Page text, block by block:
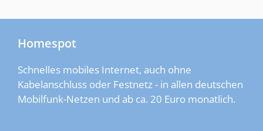
Homespot
Schnelles mobiles Internet, auch ohne
Kabelanschluss oder Festnetz - in allen deutschen
Mobilfunk-Netzen und ab ca. 20 Euro monatlich.